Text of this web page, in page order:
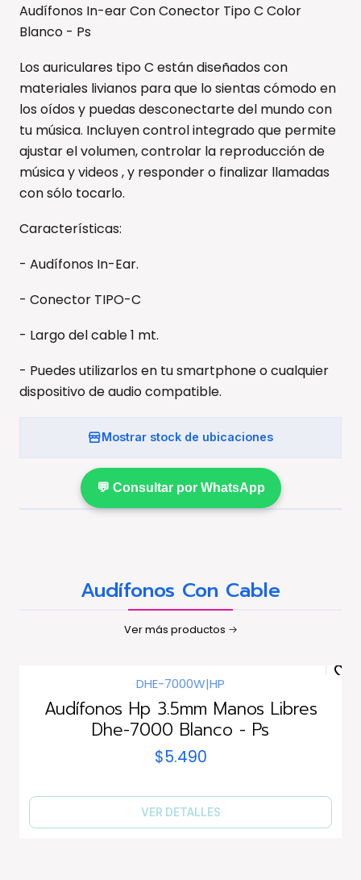
Audífonos In-ear Con Conector Tipo C Color
Blanco - Ps
Los auriculares tipo C están diseñados con
materiales livianos para que lo sientas cómodo en
los oídos y puedas desconectarte del mundo con
tu música. Incluyen control integrado que permite
ajustar el volumen, controlar la reproducción de
música y videos , y responder o finalizar llamadas
con sólo tocarlo.
Características:
- Audífonos In-Ear.
- Conector TIPO-C
- Largo del cable 1 mt.
- Puedes utilizarlos en tu smartphone o cualquier
dispositivo de audio compatible.
Mostrar stock de ubicaciones
💬 Consultar por WhatsApp
Audífonos Con Cable
Ver más productos
DHE-7000W|HP
Audífonos Hp 3.5mm Manos Libres
Dhe-7000 Blanco - Ps
$5.490
VER DETALLES